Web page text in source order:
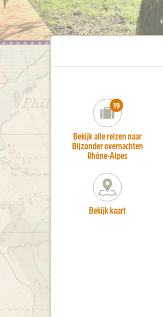
number_of_trips:
19
Bekijk alle reizen naar
Bijzonder overnachten
Rhône-Alpes
Bekijk kaart